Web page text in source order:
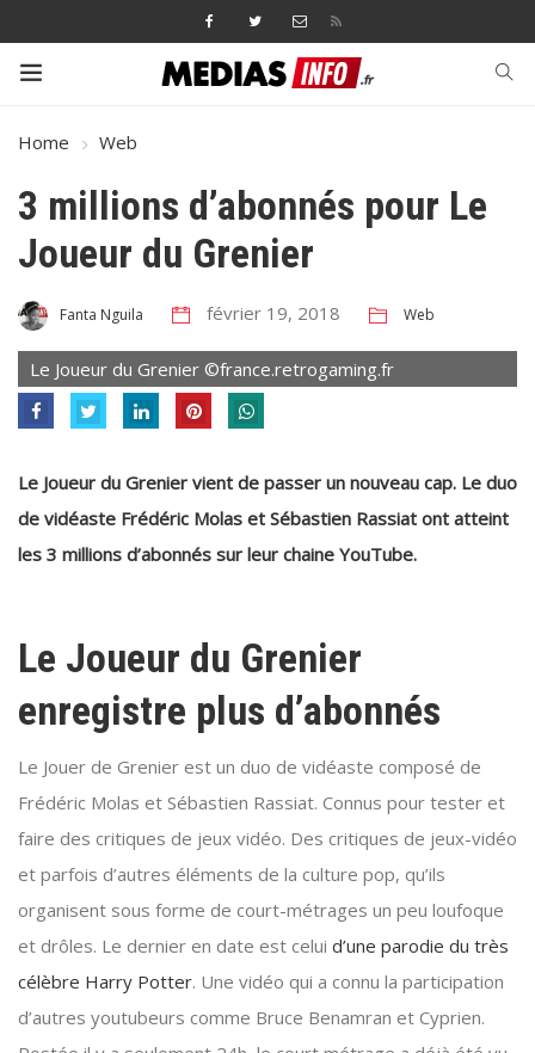
Home Web
3 millions d’abonnés pour Le
Joueur du Grenier
Fanta Nguila février 19, 2018 Web
Le Joueur du Grenier ©france.retrogaming.fr
Le Joueur du Grenier vient de passer un nouveau cap. Le duo
de vidéaste Frédéric Molas et Sébastien Rassiat ont atteint
les 3 millions d’abonnés sur leur chaine YouTube.
Le Joueur du Grenier
enregistre plus d’abonnés
Le Jouer de Grenier est un duo de vidéaste composé de
Frédéric Molas et Sébastien Rassiat. Connus pour tester et
faire des critiques de jeux vidéo. Des critiques de jeux-vidéo
et parfois d’autres éléments de la culture pop, qu’ils
organisent sous forme de court-métrages un peu loufoque
et drôles. Le dernier en date est celui d’une parodie du très
célèbre Harry Potter. Une vidéo qui a connu la participation
d’autres youtubeurs comme Bruce Benamran et Cyprien.